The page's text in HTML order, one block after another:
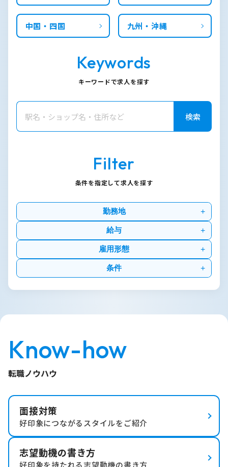
中国・四国 九州・沖縄
Keywords
キーワードで求人を探す
検索
Filter
条件を指定して求人を探す
勤務地
給与
雇用形態
条件
Know-how
転職ノウハウ
面接対策
好印象につながるスタイルをご紹介
志望動機の書き方
好印象を持たれる志望動機の書き方